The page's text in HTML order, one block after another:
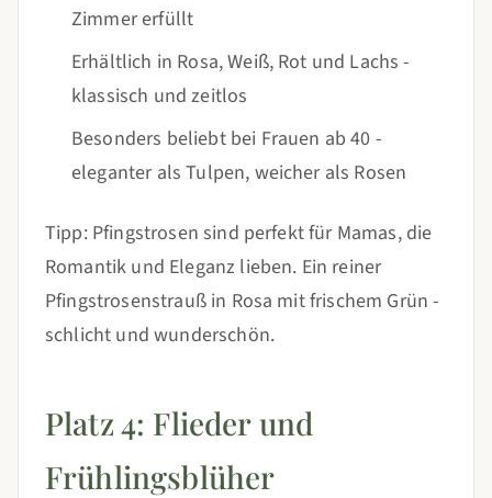
Zimmer erfüllt
Erhältlich in Rosa, Weiß, Rot und Lachs -
klassisch und zeitlos
Besonders beliebt bei Frauen ab 40 -
eleganter als Tulpen, weicher als Rosen
Tipp: Pfingstrosen sind perfekt für Mamas, die
Romantik und Eleganz lieben. Ein reiner
Pfingstrosenstrauß in Rosa mit frischem Grün -
schlicht und wunderschön.
Platz 4: Flieder und
Frühlingsblüher